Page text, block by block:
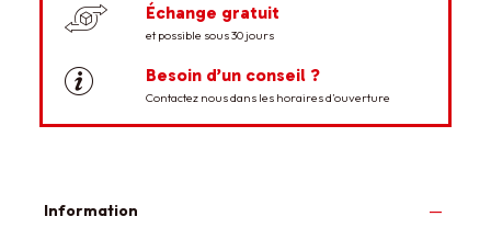
Échange gratuit
et possible sous 30 jours
Besoin d’un conseil ?
Contactez nous dans les horaires d’ouverture
Information